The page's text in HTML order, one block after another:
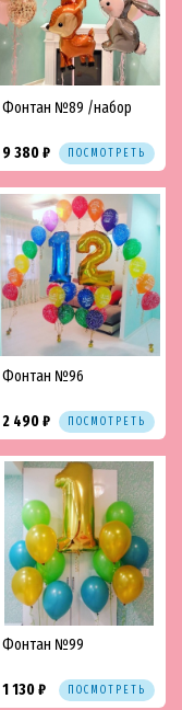
Фонтан №89 /набор
9 380 ₽ ПОСМОТРЕТЬ
Фонтан №96
2 490 ₽ ПОСМОТРЕТЬ
Фонтан №99
1 130 ₽ ПОСМОТРЕТЬ